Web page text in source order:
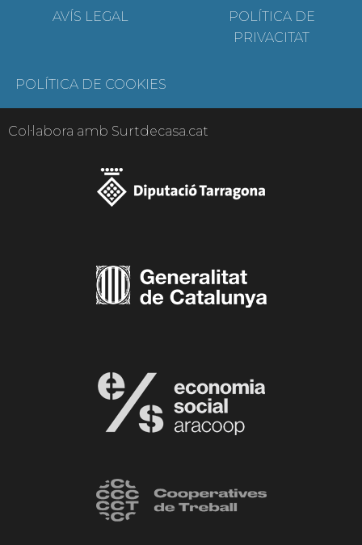
AVÍS LEGAL
POLÍTICA DE
PRIVACITAT
POLÍTICA DE COOKIES
Col·labora amb Surtdecasa.cat